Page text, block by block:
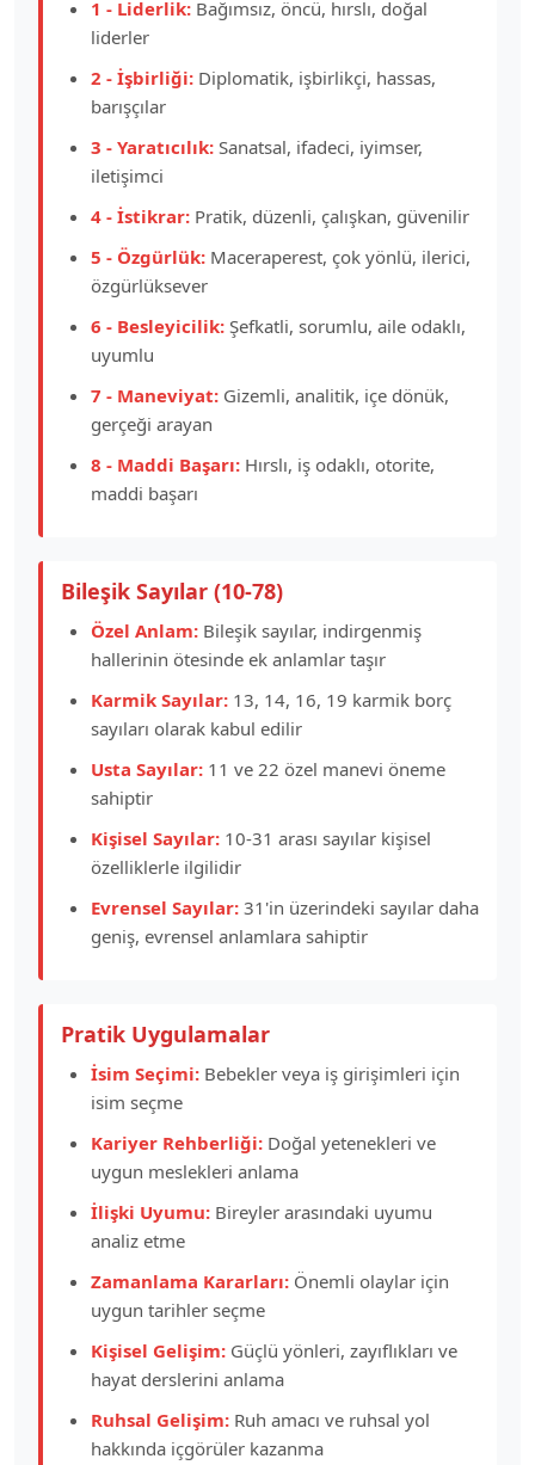
1 - Liderlik: Bağımsız, öncü, hırslı, doğal
liderler
2 - İşbirliği: Diplomatik, işbirlikçi, hassas,
barışçılar
3 - Yaratıcılık: Sanatsal, ifadeci, iyimser,
iletişimci
4 - İstikrar: Pratik, düzenli, çalışkan, güvenilir
5 - Özgürlük: Maceraperest, çok yönlü, ilerici,
özgürlüksever
6 - Besleyicilik: Şefkatli, sorumlu, aile odaklı,
uyumlu
7 - Maneviyat: Gizemli, analitik, içe dönük,
gerçeği arayan
8 - Maddi Başarı: Hırslı, iş odaklı, otorite,
maddi başarı
Bileşik Sayılar (10-78)
Özel Anlam: Bileşik sayılar, indirgenmiş
hallerinin ötesinde ek anlamlar taşır
Karmik Sayılar: 13, 14, 16, 19 karmik borç
sayıları olarak kabul edilir
Usta Sayılar: 11 ve 22 özel manevi öneme
sahiptir
Kişisel Sayılar: 10-31 arası sayılar kişisel
özelliklerle ilgilidir
Evrensel Sayılar: 31'in üzerindeki sayılar daha
geniş, evrensel anlamlara sahiptir
Pratik Uygulamalar
İsim Seçimi: Bebekler veya iş girişimleri için
isim seçme
Kariyer Rehberliği: Doğal yetenekleri ve
uygun meslekleri anlama
İlişki Uyumu: Bireyler arasındaki uyumu
analiz etme
Zamanlama Kararları: Önemli olaylar için
uygun tarihler seçme
Kişisel Gelişim: Güçlü yönleri, zayıflıkları ve
hayat derslerini anlama
Ruhsal Gelişim: Ruh amacı ve ruhsal yol
hakkında içgörüler kazanma